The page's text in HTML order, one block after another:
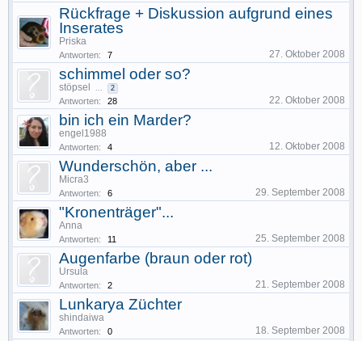
Rückfrage + Diskussion aufgrund eines
Inserates
Priska
Antworten: 7 27. Oktober 2008
schimmel oder so?
stöpsel ... 2
Antworten: 28 22. Oktober 2008
bin ich ein Marder?
engel1988
Antworten: 4 12. Oktober 2008
Wunderschön, aber ...
Micra3
Antworten: 6 29. September 2008
"Kronenträger"...
Anna
Antworten: 11 25. September 2008
Augenfarbe (braun oder rot)
Ursula
Antworten: 2 21. September 2008
Lunkarya Züchter
shindaiwa
Antworten: 0 18. September 2008